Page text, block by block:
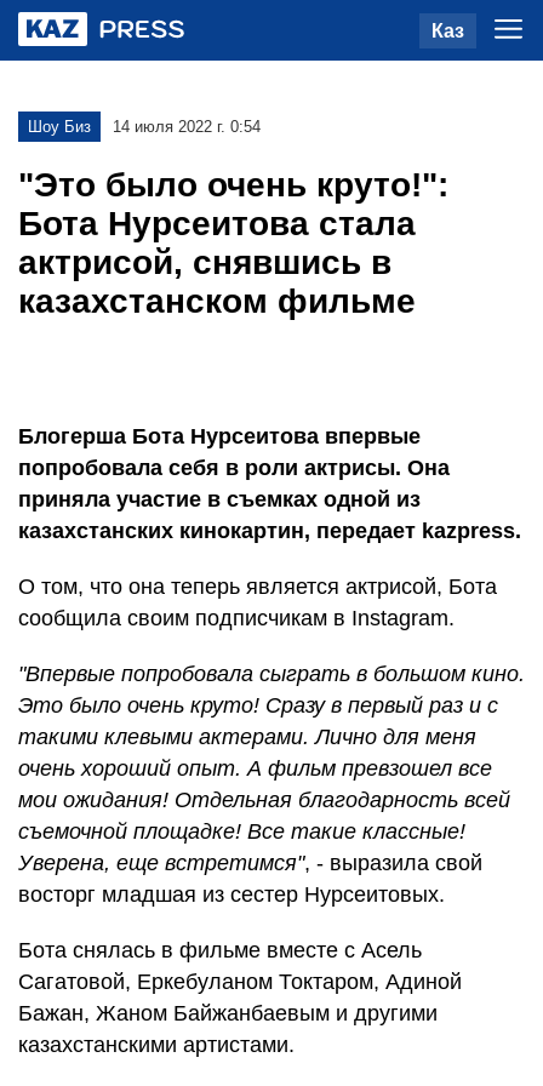
Каз
Шоу Биз 14 июля 2022 г. 0:54
"Это было очень круто!":
Бота Нурсеитова стала
актрисой, снявшись в
казахстанском фильме
Блогерша Бота Нурсеитова впервые
попробовала себя в роли актрисы. Она
приняла участие в съемках одной из
казахстанских кинокартин, передает kazpress.
О том, что она теперь является актрисой, Бота
сообщила своим подписчикам в Instagram.
"Впервые попробовала сыграть в большом кино.
Это было очень круто! Сразу в первый раз и с
такими клевыми актерами. Лично для меня
очень хороший опыт. А фильм превзошел все
мои ожидания! Отдельная благодарность всей
съемочной площадке! Все такие классные!
Уверена, еще встретимся", - выразила свой
восторг младшая из сестер Нурсеитовых.
Бота снялась в фильме вместе с Асель
Сагатовой, Еркебуланом Токтаром, Адиной
Бажан, Жаном Байжанбаевым и другими
казахстанскими артистами.